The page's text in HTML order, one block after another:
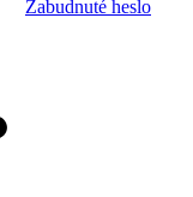
Zabudnuté heslo